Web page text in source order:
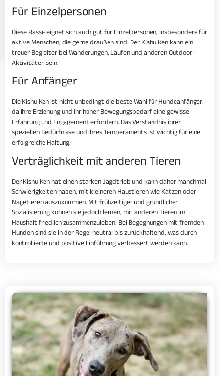
Für Einzelpersonen
Diese Rasse eignet sich auch gut für Einzelpersonen, insbesondere für
aktive Menschen, die gerne draußen sind. Der Kishu Ken kann ein
treuer Begleiter bei Wanderungen, Läufen und anderen Outdoor-
Aktivitäten sein.
Für Anfänger
Die Kishu Ken ist nicht unbedingt die beste Wahl für Hundeanfänger,
da ihre Erziehung und ihr hoher Bewegungsbedarf eine gewisse
Erfahrung und Engagement erfordern. Das Verständnis ihrer
speziellen Bedürfnisse und ihres Temperaments ist wichtig für eine
erfolgreiche Haltung.
Verträglichkeit mit anderen Tieren
Der Kishu Ken hat einen starken Jagdtrieb und kann daher manchmal
Schwierigkeiten haben, mit kleineren Haustieren wie Katzen oder
Nagetieren auszukommen. Mit frühzeitiger und gründlicher
Sozialisierung können sie jedoch lernen, mit anderen Tieren im
Haushalt friedlich zusammenzuleben. Bei Begegnungen mit fremden
Hunden sind sie in der Regel neutral bis zurückhaltend, was durch
kontrollierte und positive Einführung verbessert werden kann.